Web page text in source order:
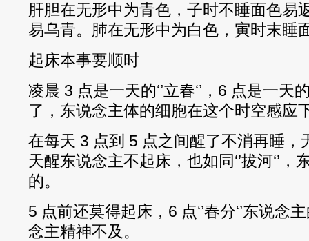
肝胆在无形中为青色，子时不睡面色易
易乌青。肺在无形中为白色，寅时末睡
起床本事要顺时
凌晨 3 点是一天的‘’立春‘’，6 点是一天
了，东说念主体的细胞在这个时空感应
在每天 3 点到 5 点之间醒了不消再睡，
天醒东说念主不起床，也如同‘’拔河‘’
的。
5 点前还莫得起床，6 点‘’春分‘’东说念
念主精神不及。